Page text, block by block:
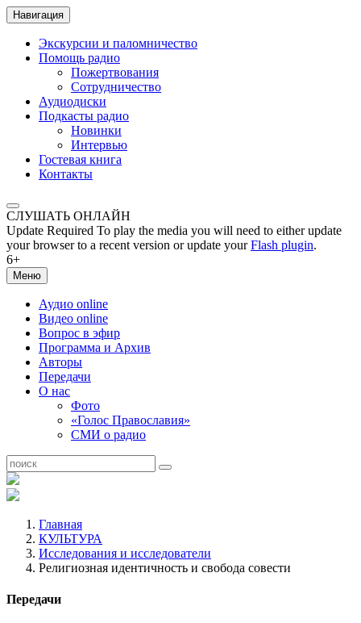
Навигация
Экскурсии и паломничество
Помощь радио
Пожертвования
Сотрудничество
Аудиодиски
Подкасты радио
Новинки
Интервью
Гостевая книга
Контакты
СЛУШАТЬ ОНЛАЙН
Update Required To play the media you will need to either update
your browser to a recent version or update yourFlash plugin.
6+
Меню
Аудио online
Видео online
Вопрос в эфир
Программа и Архив
Авторы
Передачи
О нас
Фото
«Голос Православия»
СМИ о радио
Главная
КУЛЬТУРА
Исследования и исследователи
Религиозная идентичность и свобода совести
Передачи